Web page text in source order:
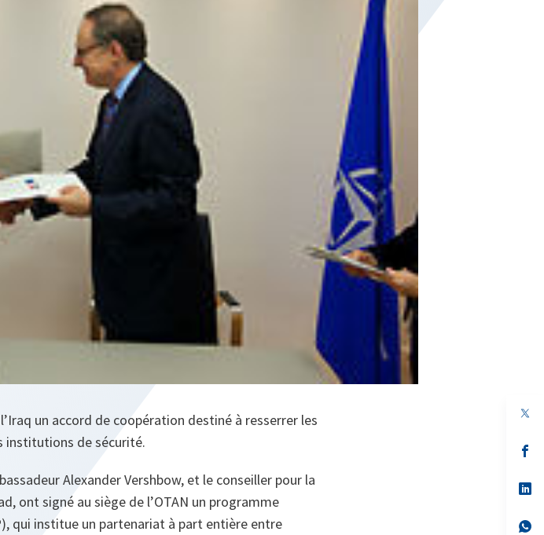
un accord de coopération destiné à resserrer les
institutions de sécurité.
Alexander Vershbow, et le conseiller pour la
ont signé au siège de l’OTAN un programme
qui institue un partenariat à part entière entre